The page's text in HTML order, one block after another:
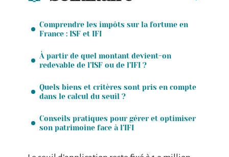
Comprendre les impôts sur la fortune en
France : ISF et IFI
À partir de quel montant devient-on
redevable de l’ISF ou de l’IFI ?
Quels biens et critères sont pris en compte
dans le calcul du seuil ?
Conseils pratiques pour gérer et optimiser
son patrimoine face à l’IFI